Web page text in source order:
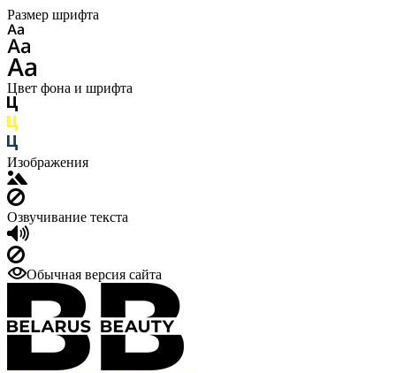
Размер шрифта
Цвет фона и шрифта
Изображения
Озвучивание текста
Обычная версия сайта